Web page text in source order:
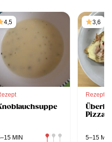
4,5
MIN
3,6
Rezept
5–15 MIN